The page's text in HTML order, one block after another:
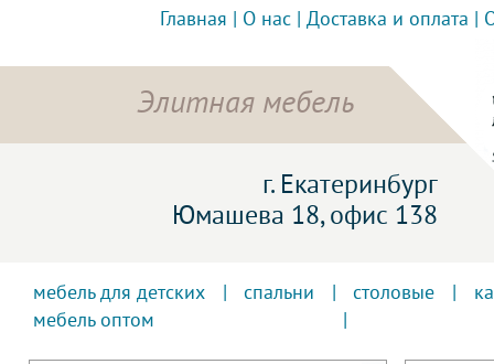
Главная О нас Доставка и оплата
Элитная мебель
г. Екатеринбург
Юмашева 18, офис 138
мебель для детских спальни столовые
мебель оптом